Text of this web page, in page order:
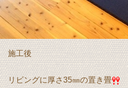
施工後
リビングに厚さ35㎜の置き畳